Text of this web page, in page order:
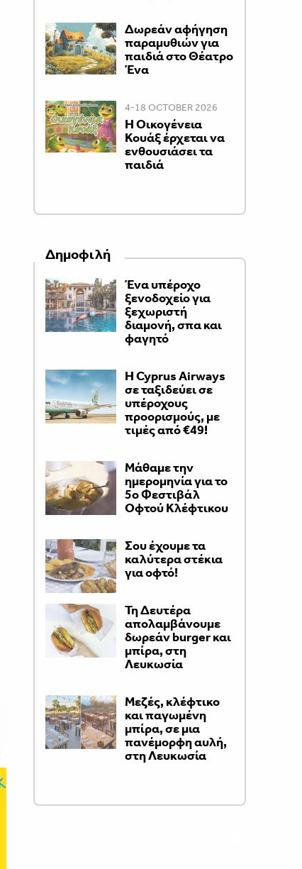
Δωρεάν αφήγηση
παραμυθιών για
παιδιά στο Θέατρο
Ένα
4-18 OCTOBER 2026
Η Οικογένεια
Κουάξ έρχεται να
ενθουσιάσει τα
παιδιά
Δημοφιλή
Ένα υπέροχο
ξενοδοχείο για
ξεχωριστή
διαμονή, σπα και
φαγητό
H Cyprus Airways
σε ταξιδεύει σε
υπέροχους
προορισμούς, με
τιμές από €49!
Μάθαμε την
ημερομηνία για το
5ο Φεστιβάλ
Οφτού Κλέφτικου
Σου έχουμε τα
καλύτερα στέκια
για οφτό!
Τη Δευτέρα
απολαμβάνουμε
δωρεάν burger και
μπίρα, στη
Λευκωσία
Μεζές, κλέφτικο
και παγωμένη
μπίρα, σε μια
πανέμορφη αυλή,
στη Λευκωσία